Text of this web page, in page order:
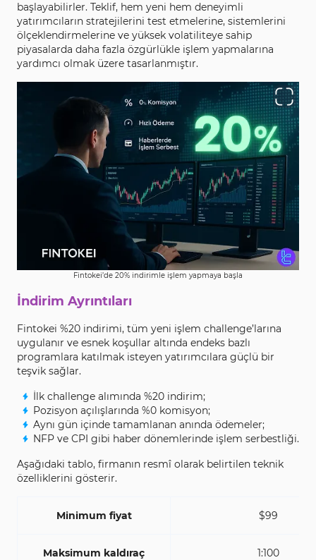
başlayabilirler. Teklif, hem yeni hem deneyimli
yatırımcıların stratejilerini test etmelerine, sistemlerini
ölçeklendirmelerine ve yüksek volatiliteye sahip
piyasalarda daha fazla özgürlükle işlem yapmalarına
yardımcı olmak üzere tasarlanmıştır.
Fintokei’de 20% indirimle işlem yapmaya başla
İndirim Ayrıntıları
Fintokei %20 indirimi, tüm yeni işlem challenge’larına
uygulanır ve esnek koşullar altında endeks bazlı
programlara katılmak isteyen yatırımcılara güçlü bir
teşvik sağlar.
İlk challenge alımında %20 indirim;
Pozisyon açılışlarında %0 komisyon;
Aynı gün içinde tamamlanan anında ödemeler;
NFP ve CPI gibi haber dönemlerinde işlem serbestliği.
Aşağıdaki tablo, firmanın resmî olarak belirtilen teknik
özelliklerini gösterir.
Minimum fiyat $99
Maksimum kaldıraç 1:100